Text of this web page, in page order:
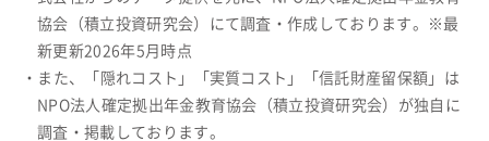
協会（積立投資研究会）にて調査・作成しております。※最
新更新2026年5月時点
・また、「隠れコスト」「実質コスト」「信託財産留保額」は
NPO法人確定拠出年金教育協会（積立投資研究会）が独自に
調査・掲載しております。